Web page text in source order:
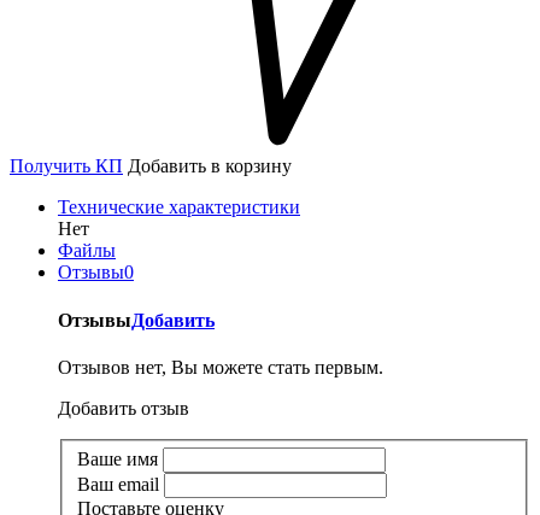
Получить КП Добавить в корзину
Технические характеристики
Нет
Файлы
Отзывы0
ОтзывыДобавить
Отзывов нет, Вы можете стать первым.
Добавить отзыв
Ваше имя
Ваш email
Поставьте оценку